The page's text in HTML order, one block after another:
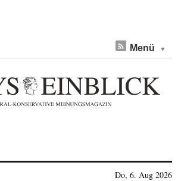
Menü
Do, 6. Aug 2026